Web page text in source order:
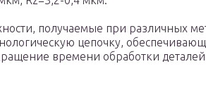
получаемые при различных
цепочку,
времени обработки